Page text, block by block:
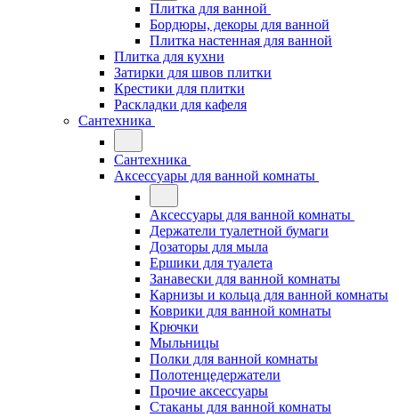
Плитка для ванной
Бордюры, декоры для ванной
Плитка настенная для ванной
Плитка для кухни
Затирки для швов плитки
Крестики для плитки
Раскладки для кафеля
Сантехника
Сантехника
Аксессуары для ванной комнаты
Аксессуары для ванной комнаты
Держатели туалетной бумаги
Дозаторы для мыла
Ершики для туалета
Занавески для ванной комнаты
Карнизы и кольца для ванной комнаты
Коврики для ванной комнаты
Крючки
Мыльницы
Полки для ванной комнаты
Полотенцедержатели
Прочие аксессуары
Стаканы для ванной комнаты